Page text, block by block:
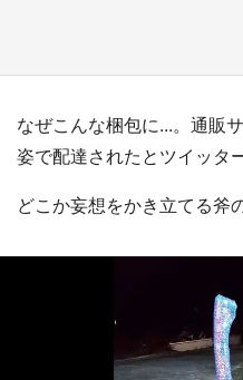
なぜこんな梱包に...。通販
姿で配達されたとツイッタ
どこか妄想をかき立てる斧